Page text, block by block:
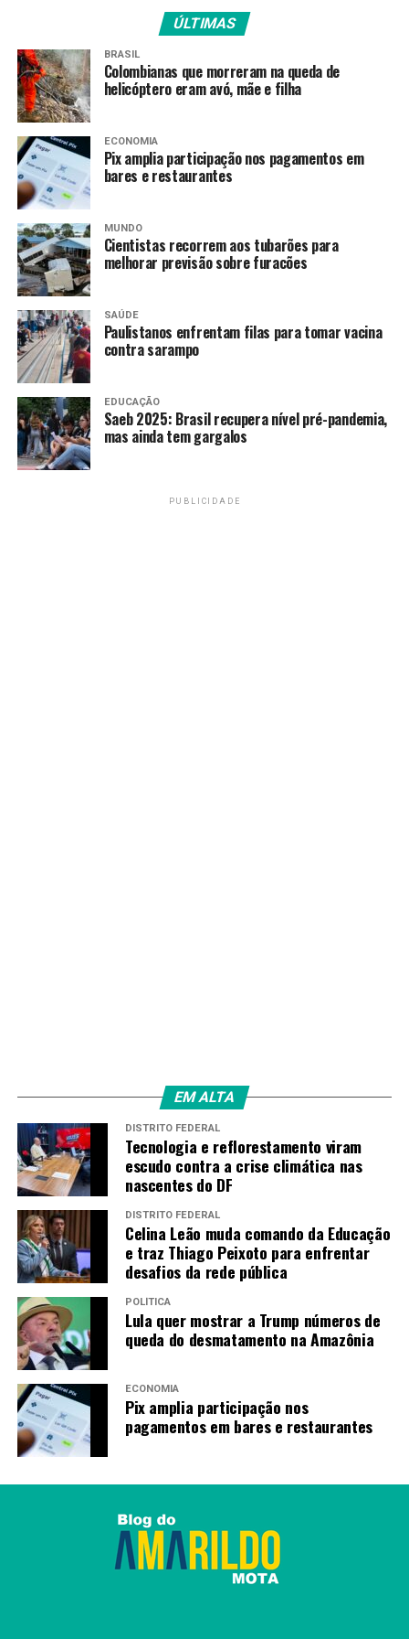
Data: 25 a 30 de novembro
Horário: das 8h às 12h (segunda a sexta) e das 8h às 13h
(sábado)
Hospital Federal dos Servidores do Estado
Data: 25 a 29 de novembro
Horário: das 7h30 às 16h
Fonte:Agência Brasil
TAGS
PRÓXIMO
Campanha digital de alerta contra a Aids tem foco nos
jovens
RECENTES
Custos de ultraprocessados e álcool ao SUS atingem R$
28 bi por ano
Amarildo Mota
ÚLTIMAS
BRASIL
Colombianas que morreram na queda de
helicóptero eram avó, mãe e filha
ECONOMIA
Pix amplia participação nos pagamentos em
bares e restaurantes
MUNDO
Cientistas recorrem aos tubarões para
melhorar previsão sobre furacões
SAÚDE
Paulistanos enfrentam filas para tomar vacina
contra sarampo
EDUCAÇÃO
Saeb 2025: Brasil recupera nível pré-pandemia,
mas ainda tem gargalos
PUBLICIDADE
EM ALTA
DISTRITO FEDERAL
Tecnologia e reflorestamento viram
escudo contra a crise climática nas
nascentes do DF
DISTRITO FEDERAL
Celina Leão muda comando da Educação
e traz Thiago Peixoto para enfrentar
desafios da rede pública
POLÍTICA
Lula quer mostrar a Trump números de
queda do desmatamento na Amazônia
ECONOMIA
Pix amplia participação nos
pagamentos em bares e restaurantes